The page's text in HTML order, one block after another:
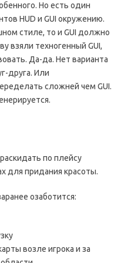
Но есть один
HUD и GUI окружению.
стиле, то и GUI должно
взяли техногенный GUI,
Да-да. Нет варианта
друга. Или
сложней чем GUI.
по плейсу
для придания красоты.
озаботится:
возле игрока и за